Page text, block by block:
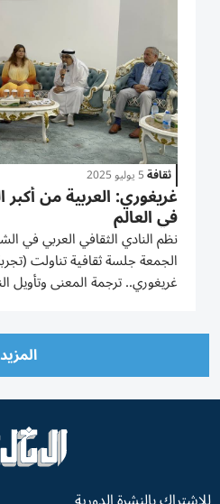
ثقافة5 يوليو 2025
غريغوري: العربية من
في العالم
نظم النادي الثقافي العربي في
الجمعة جلسة ثقافية تناولت
غريغوري.. ترجمة المعنى وتأويل
المزيد